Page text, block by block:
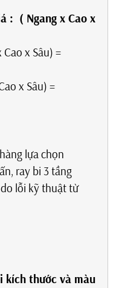
: ( Ngang x Cao x
x Sâu) =
x Sâu) =
lựa chọn
ray bi 3 tầng
lỗi kỹ thuật từ
kích thước và màu